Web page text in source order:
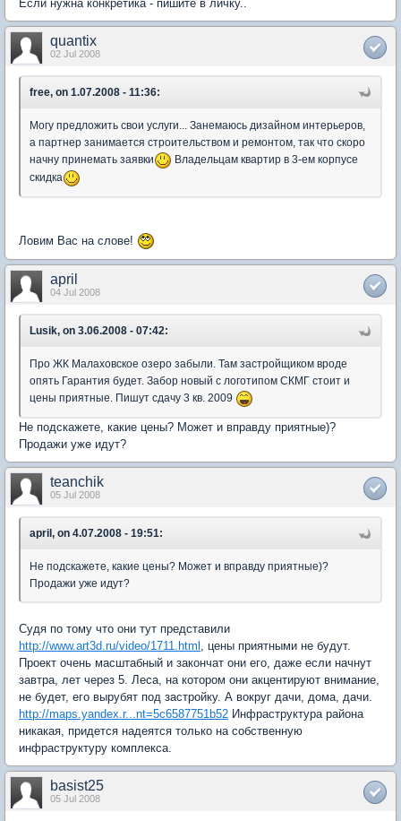
Если нужна конкретика - пишите в личку..
quantix
02 Jul 2008
free, on 1.07.2008 - 11:36:
Могу предложить свои услуги... Занемаюсь дизайном интерьеров,
а партнер занимается строительством и ремонтом, так что скоро
начну принемать заявки
Владельцам квартир в 3-ем корпусе
скидка
Ловим Вас на слове!
april
04 Jul 2008
Lusik, on 3.06.2008 - 07:42:
Про ЖК Малаховское озеро забыли. Там застройщиком вроде
опять Гарантия будет. Забор новый с логотипом СКМГ стоит и
цены приятные. Пишут сдачу 3 кв. 2009
Не подскажете, какие цены? Может и вправду приятные)?
Продажи уже идут?
teanchik
05 Jul 2008
april, on 4.07.2008 - 19:51:
Не подскажете, какие цены? Может и вправду приятные)?
Продажи уже идут?
Судя по тому что они тут представили
http://www.art3d.ru/video/1711.html , цены приятными не будут.
Проект очень масштабный и закончат они его, даже если начнут
завтра, лет через 5. Леса, на котором они акцентируют внимание,
не будет, его вырубят под застройку. А вокруг дачи, дома, дачи.
http://maps.yandex.r...nt=5c6587751b52 Инфраструктура района
никакая, придется надеятся только на собственную
инфраструктуру комплекса.
basist25
05 Jul 2008